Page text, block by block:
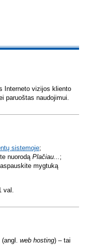
Interneto vizijos kliento
paruoštas naudojimui.
sistemoje;
nuorodąPlačiau... ;
mygtuką
val.
web hosting) – tai